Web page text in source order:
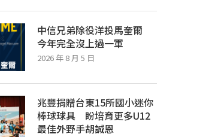
中信兄弟除役洋投馬奎爾
今年完全沒上過一軍
2026 年 8 月 5 日
兆豐捐贈台東15所國小迷你
棒球球具 盼培育更多U12
最佳外野手胡誠恩